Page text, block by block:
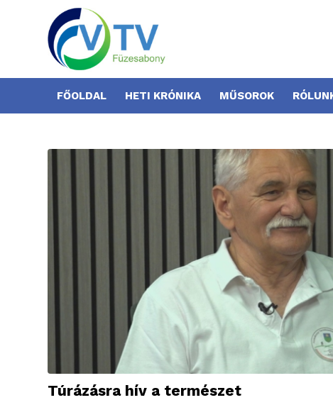
FŐOLDAL HETI KRÓNIKA MŰSOROK
Túrázásra hív a természet